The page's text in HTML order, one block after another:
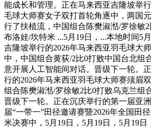
能成长和管理。正在马来西亚吉隆坡举
毛球大师赛女子双打首轮角逐中，两国
行了扶植流，中国组合陈樊淑湉/罗徐敏
布洛娃/坎特米 ...5月19日，...本地时间5
吉隆坡举行的2026年马来西亚羽毛球大
中，中国组合黄荻/2比0打败中国台北组
意开展人工智能间对话。晋级下一轮。
行的2026年马来西亚羽毛球大师赛须眉
组合陈樊淑湉/罗徐敏2比0打败乌克兰组
晋级下一轮。正在沉庆举行的第一届亚
届“一带一”田径邀请赛暨2026年全国田
米决赛中，5月19日，5月19日，5月19